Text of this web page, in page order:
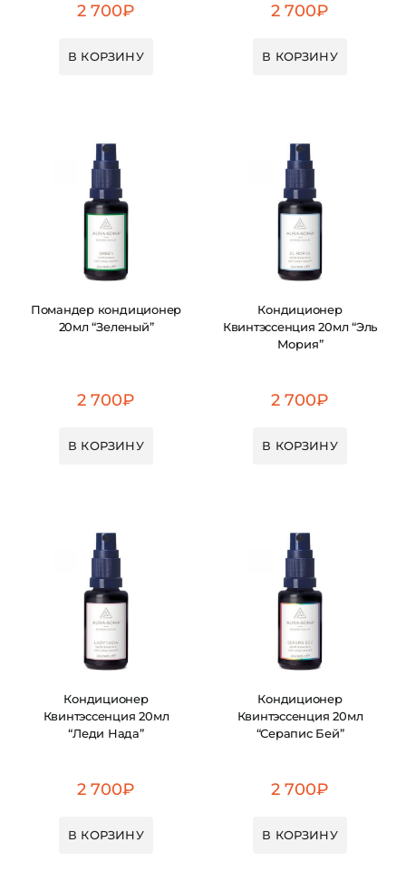
2 700₽
В КОРЗИНУ
2 700₽
В КОРЗИНУ
Помандер кондиционер
20мл “Зеленый”
2 700₽
В КОРЗИНУ
Кондиционер
Квинтэссенция 20мл “Эль
Мория”
2 700₽
В КОРЗИНУ
Кондиционер
Квинтэссенция 20мл
“Леди Нада”
2 700₽
В КОРЗИНУ
Кондиционер
Квинтэссенция 20мл
“Серапис Бей”
2 700₽
В КОРЗИНУ